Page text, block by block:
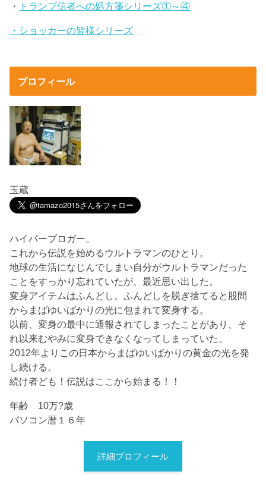
・ トランプ信者への処方箋シリーズ①～④
・ショッカーの皆様シリーズ
プロフィール
玉蔵
ハイパーブロガー。
これから伝説を始めるウルトラマンのひとり。
地球の生活になじんでしまい自分がウルトラマンだった
ことをすっかり忘れていたが、最近思い出した。
変身アイテムはふんどし。ふんどしを脱ぎ捨てると股間
からまばゆいばかりの光に包まれて変身する。
以前、変身の最中に通報されてしまったことがあり、そ
れ以来むやみに変身できなくなってしまっていた。
2012年よりこの日本からまばゆいばかりの黄金の光を発
し続ける。
続け者ども！伝説はここから始まる！！
年齢 10万?歳
パソコン暦１６年
詳細プロフィール